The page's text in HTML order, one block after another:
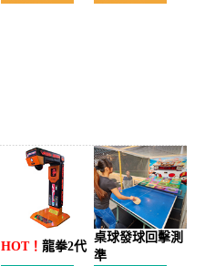
HOT！ 龍拳2代
桌球發球回擊測
準